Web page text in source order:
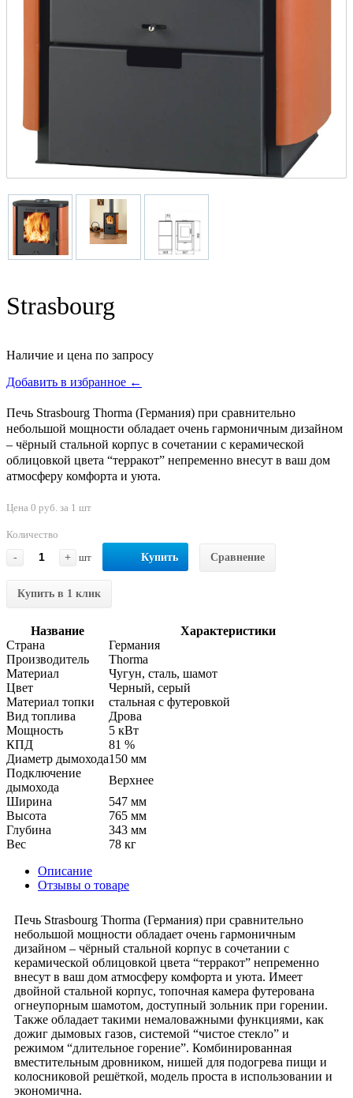
Strasbourg
Наличие и цена по запросу
Добавить в избранное ←
Печь Strasbourg Thorma (Германия) при сравнительно
небольшой мощности обладает очень гармоничным дизайном
– чёрный стальной корпус в сочетании с керамической
облицовкой цвета “терракот” непременно внесут в ваш дом
атмосферу комфорта и уюта.
Цена 0 руб. за 1 шт
Количество
-
+ шт Купить Сравнение
Купить в 1 клик
Название
Характеристики
Страна
Германия
Производитель
Thorma
Материал
Чугун, сталь, шамот
Цвет
Черный, серый
Материал топки
стальная с футеровкой
Вид топлива
Дрова
Мощность
5 кВт
КПД
81 %
Диаметр дымохода150 мм
Подключение
дымохода
Верхнее
Ширина
547 мм
Высота
765 мм
Глубина
343 мм
Вес
78 кг
Описание
Отзывы о товаре
Печь Strasbourg Thorma (Германия) при сравнительно
небольшой мощности обладает очень гармоничным
дизайном – чёрный стальной корпус в сочетании с
керамической облицовкой цвета “терракот” непременно
внесут в ваш дом атмосферу комфорта и уюта. Имеет
двойной стальной корпус, топочная камера футерована
огнеупорным шамотом, доступный зольник при горении.
Также обладает такими немаловажными функциями, как
дожиг дымовых газов, системой “чистое стекло” и
режимом “длительное горение”. Комбинированная
вместительным дровником, нишей для подогрева пищи и
колосниковой решёткой, модель проста в использовании и
экономична.